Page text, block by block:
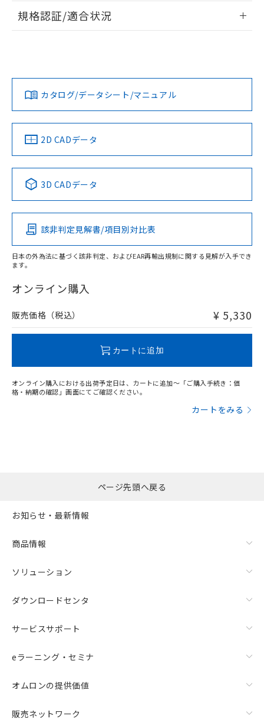
ログイン/会員登録
ダウンロードデータをご利用いただく前に、以下を必ずお読
みください。
ソフトウェアの使用条件
EU RoHS 注意事項・凡例
対応済み
中国 RoHS 注意事項・凡例
Pb Hg Cd Cr(VI)
O
在庫等で未対応品が混在する可能性があります。
問い合わせください。
規格認証/適合状況
LR型式承認
（イギリス
船舶規格）
DNV型式承認
（ノルウェー
BV型式承認
（フランス
KR型式
（韓国
Yes No No No
この製品の規格認証/適合状況ページへ
その他の認証はこちらのページからご検索ください
カタログ/データシート/マニュアル
2D CADデータ
3D CADデータ
該非判定見解書/項目別対比表
日本の外為法に基づく該非判定、およびEAR再輸出規制に関する見解が入手でき
ます。
オンライン購入
販売価格（税込） ¥ 5,330
カートに追加
オンライン購入における出荷予定日は、カートに追加～「ご購入手続き：価
格・納期の確認」画面にてご確認ください。
カートをみる
していることから、特段のことがない限
り、2022年1月12日より割愛しておりま
ページ先頭へ戻る
お知らせ・最新情報
商品情報
ソリューション
ダウンロードセンタ
サービスサポート
eラーニング・セミナ
オムロンの提供価値
販売ネットワーク